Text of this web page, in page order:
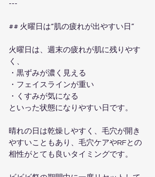
---
## 火曜日は“肌の疲れが出やすい日”
火曜日は、週末の疲れが肌に残りやす
く、
・黒ずみが濃く見える
・フェイスラインが重い
・くすみが気になる
といった状態になりやすい日です。
晴れの日は乾燥しやすく、毛穴が開き
やすいこともあり、毛穴ケアやRFとの
相性がとても良いタイミングです。